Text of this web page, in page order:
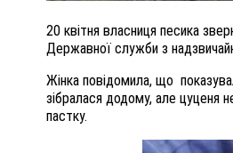
20 квітня власниця песика
Державної служби з
Жінка повідомила, що
зібралася додому, але цуценя
пастку.